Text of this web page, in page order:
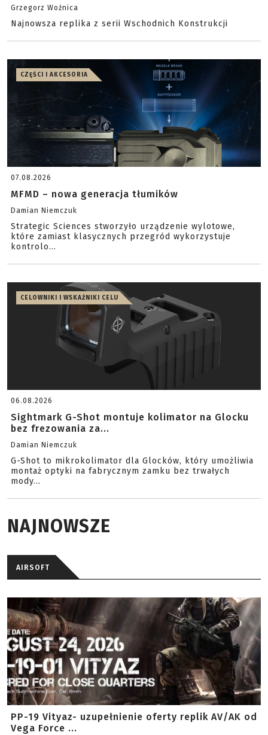
Grzegorz Woźnica
Najnowsza replika z serii Wschodnich Konstrukcji
CZĘŚCI I AKCESORIA
07.08.2026
MFMD – nowa generacja tłumików
Damian Niemczuk
Strategic Sciences stworzyło urządzenie wylotowe,
które zamiast klasycznych przegród wykorzystuje
kontrolo...
CELOWNIKI I WSKAŹNIKI CELU
06.08.2026
Sightmark G-Shot montuje kolimator na Glocku
bez frezowania za...
Damian Niemczuk
G-Shot to mikrokolimator dla Glocków, który umożliwia
montaż optyki na fabrycznym zamku bez trwałych
mody...
NAJNOWSZE
AIRSOFT
PP-19 Vityaz- uzupełnienie oferty replik AV/AK od
Vega Force ...